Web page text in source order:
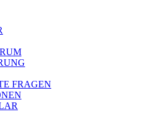
FRAGEN